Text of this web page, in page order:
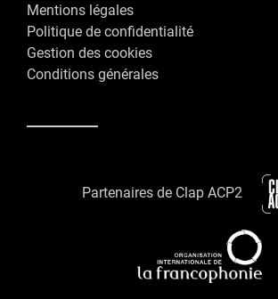
Mentions légales
Politique de confidentialité
Gestion des cookies
Conditions générales
Partenaires de Clap ACP2